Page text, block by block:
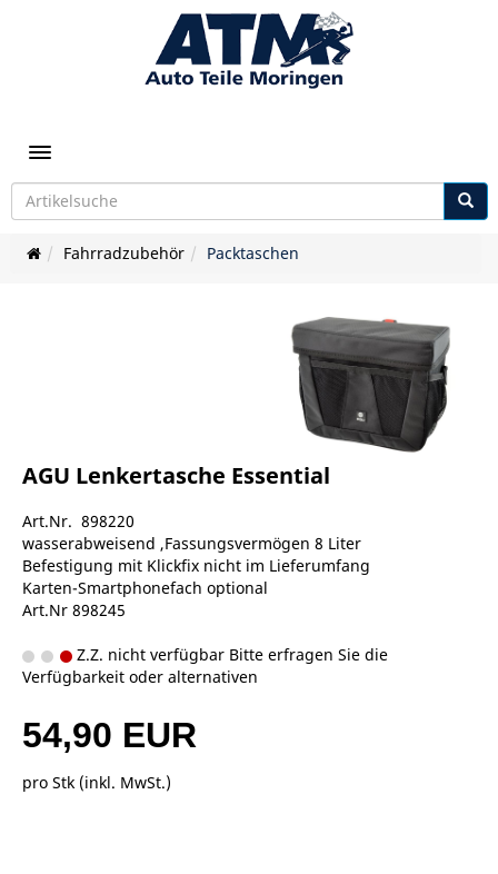
Toggle navigation
Fahrradzubehör Packtaschen
AGU Lenkertasche Essential
Art.Nr. 898220
wasserabweisend ,Fassungsvermögen 8 Liter
Befestigung mit Klickfix nicht im Lieferumfang
Karten-Smartphonefach optional
Art.Nr 898245
Z.Z. nicht verfügbar Bitte erfragen Sie die
Verfügbarkeit oder alternativen
54,90 EUR
pro Stk (inkl. MwSt.)